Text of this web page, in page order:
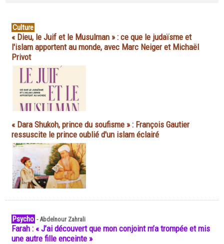
Culture
« Dieu, le Juif et le Musulman » : ce que le judaïsme et
l'islam apportent au monde, avec Marc Neiger et Michaël
Privot
« Dara Shukoh, prince du soufisme » : François Gautier
ressuscite le prince oublié d'un islam éclairé
Psycho -Abdelnour Zahrali
Farah : « J’ai découvert que mon conjoint m’a trompée et mis
une autre fille enceinte »